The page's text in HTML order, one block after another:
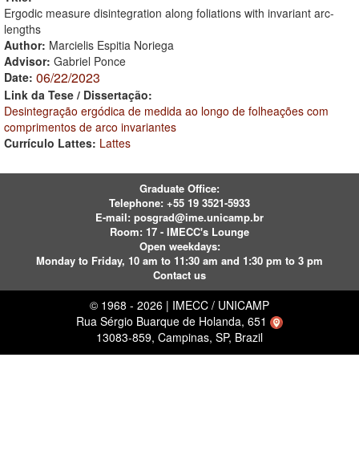
Ergodic measure disintegration along foliations with invariant arc-
lengths
Author: Marcielis Espitia Noriega
Advisor: Gabriel Ponce
Date: 06/22/2023
Link da Tese / Dissertação:
Desintegração ergódica de medida ao longo de folheações com
comprimentos de arco invariantes
Currículo Lattes: Lattes
Graduate Office:
Telephone: +55 19 3521-5933
E-mail: posgrad@ime.unicamp.br
Room: 17 - IMECC's Lounge
Open weekdays:
Monday to Friday, 10 am to 11:30 am and 1:30 pm to 3 pm
Contact us
© 1968 - 2026 | IMECC / UNICAMP
Rua Sérgio Buarque de Holanda, 651
13083-859, Campinas, SP, Brazil